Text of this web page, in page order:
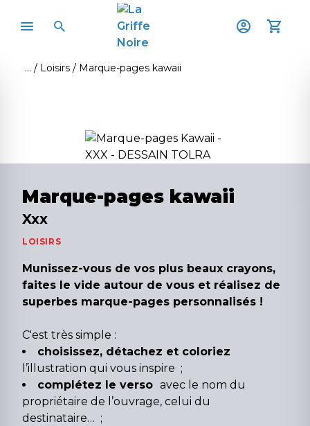
Loisirs Marque-pages kawaii
Marque-pages kawaii
Xxx
LOISIRS
Munissez-vous de vos plus beaux crayons,
faites le vide autour de vous et réalisez de
superbes marque-pages personnalisés !
C'est très simple :
choisissez, détachez et coloriez
l’illustration qui vous inspire ;
complétez le verso avec le nom du
propriétaire de l’ouvrage, celui du
destinataire… ;